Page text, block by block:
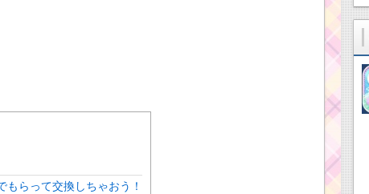
らって交換しちゃおう！